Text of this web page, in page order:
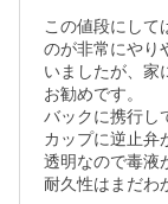
この値段にして
のが非常にやり
いましたが、家
お勧めです。
バックに携行し
カップに逆止弁
透明なので毒液
耐久性はまだわ